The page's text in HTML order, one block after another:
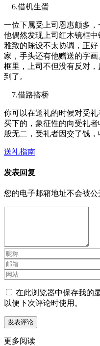
6.借机生蛋
一位下属受上司恩惠颇多
他偶然发现上司红木镜框
雅致的陈设不太协调，正
家，手头还有他赠送的字
框里，上司不但没有反对
到了。
7.借路搭桥
你可以在送礼的时候对受
买下的，象征性的向受礼
般无二，受礼者因交了钱，
送礼指南
发表回复
您的电子邮箱地址不会被公
在此浏览器中保存我的
以便下次评论时使用。
更多阅读